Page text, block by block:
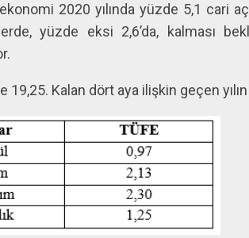
2020 yılında yüzde 5,1 cari
yüzde eksi 2,6’da, kalması
Kalan dört aya ilişkin geçen